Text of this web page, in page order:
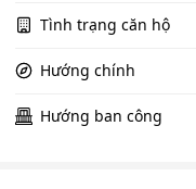
Tình trạng căn hộ
Hướng chính
Hướng ban công